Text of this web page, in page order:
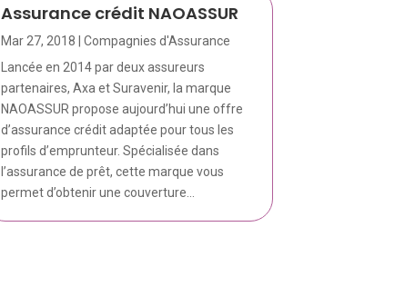
Assurance crédit NAOASSUR
Mar 27, 2018 | Compagnies d'Assurance
Lancée en 2014 par deux assureurs
partenaires, Axa et Suravenir, la marque
NAOASSUR propose aujourd’hui une offre
d’assurance crédit adaptée pour tous les
profils d’emprunteur. Spécialisée dans
l’assurance de prêt, cette marque vous
permet d’obtenir une couverture...